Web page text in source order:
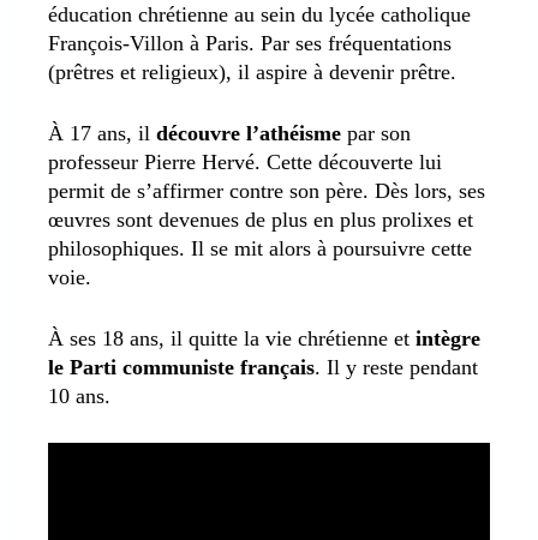
éducation chrétienne au sein du lycée catholique
François-Villon à Paris. Par ses fréquentations
(prêtres et religieux), il aspire à devenir prêtre.
À 17 ans, il découvre l’athéisme par son
professeur Pierre Hervé. Cette découverte lui
permit de s’affirmer contre son père. Dès lors, ses
œuvres sont devenues de plus en plus prolixes et
philosophiques. Il se mit alors à poursuivre cette
voie.
À ses 18 ans, il quitte la vie chrétienne et intègre
le Parti communiste français. Il y reste pendant
10 ans.